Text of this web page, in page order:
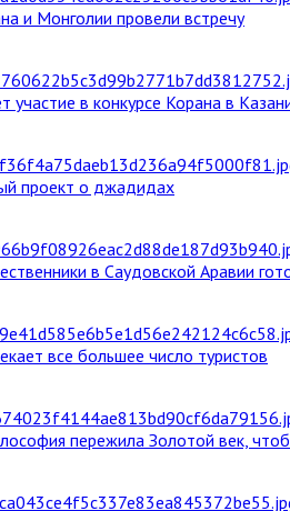
и Монголии провели встречу
участие в конкурсе Корана в
проект о джадидах
в Саудовской Аравии
все большее число туристов
пережила Золотой век,